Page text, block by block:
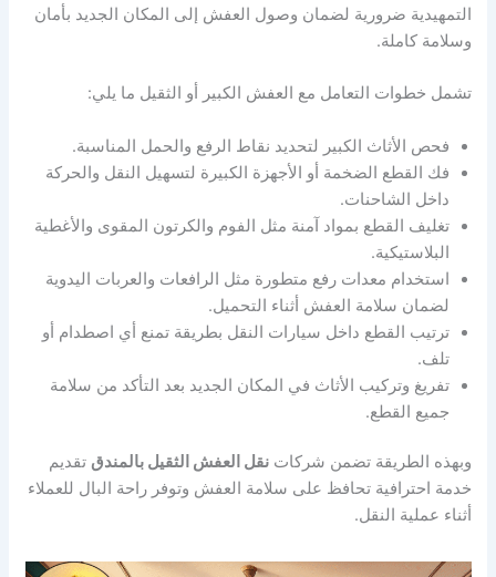
التمهيدية ضرورية لضمان وصول العفش إلى المكان الجديد بأمان
وسلامة كاملة.
تشمل خطوات التعامل مع العفش الكبير أو الثقيل ما يلي:
فحص الأثاث الكبير لتحديد نقاط الرفع والحمل المناسبة.
فك القطع الضخمة أو الأجهزة الكبيرة لتسهيل النقل والحركة
داخل الشاحنات.
تغليف القطع بمواد آمنة مثل الفوم والكرتون المقوى والأغطية
البلاستيكية.
استخدام معدات رفع متطورة مثل الرافعات والعربات اليدوية
لضمان سلامة العفش أثناء التحميل.
ترتيب القطع داخل سيارات النقل بطريقة تمنع أي اصطدام أو
تلف.
تفريغ وتركيب الأثاث في المكان الجديد بعد التأكد من سلامة
جميع القطع.
وبهذه الطريقة تضمن شركاتنقل العفش الثقيل بالمندق تقديم
خدمة احترافية تحافظ على سلامة العفش وتوفر راحة البال للعملاء
أثناء عملية النقل.